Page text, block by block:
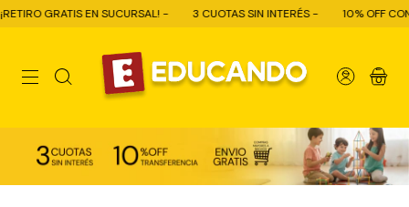
EN SUCURSAL! - 3 CUOTAS SIN INTERÉS - 10% OFF CON
0